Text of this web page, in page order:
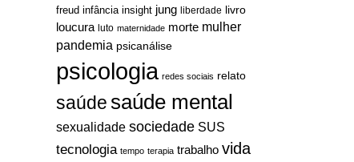
freud infância insight jung liberdade livro
loucura luto maternidade morte mulher
pandemia psicanálise
psicologia redes sociais relato
saúdesaúde mental
sexualidade sociedade SUS
tecnologia tempo terapia trabalho vida